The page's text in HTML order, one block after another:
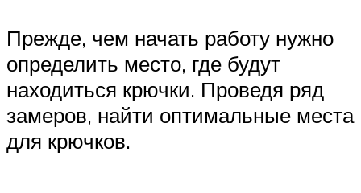
Прежде, чем начать работу нужно
определить место, где будут
находиться крючки. Проведя ряд
замеров, найти оптимальные места
для крючков.